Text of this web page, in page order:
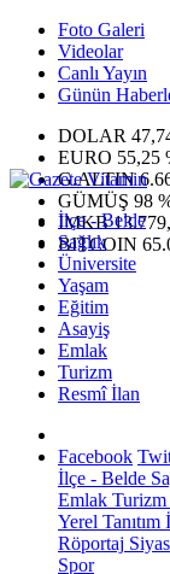
Foto Galeri
Videolar
Canlı Yayın
Günün
DOLAR
EURO 55,25
G.ALTIN
GÜMÜŞ 98
IMKB
BITCOIN
İlçe - Belde
Sağlık
Üniversite
Yaşam
Eğitim
Asayiş
Emlak
Turizm
Resmî İlan
Facebook
İlçe - Belde
Emlak Turizm
Yerel Tanıtım
Röportaj
Spor